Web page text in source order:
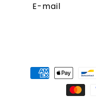
E-mail
Moyens